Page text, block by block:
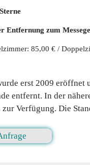
Entfernung zum
85,00 € /
erst 2009 eröffnet
entfernt. In der
zur Verfügung. Die